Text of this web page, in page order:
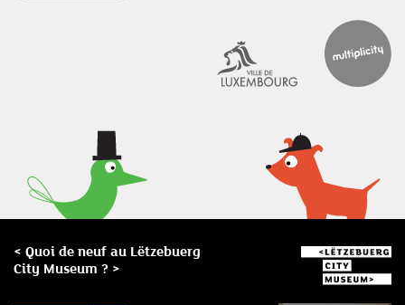
< Quoi de neuf au Lëtzebuerg
City Museum ? >